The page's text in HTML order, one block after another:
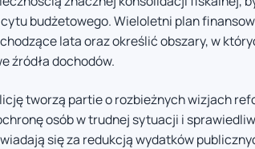
budżetowego. Wieloletni plan
lata oraz określić obszary, w
źródła dochodów.
tworzą partie o rozbieżnych wizjach
osób w trudnej sytuacji i
się za redukcją wydatków